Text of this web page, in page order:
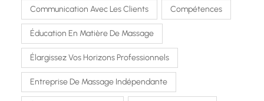
Communication Avec Les Clients Compétences
Éducation En Matière De Massage
Élargissez Vos Horizons Professionnels
Entreprise De Massage Indépendante